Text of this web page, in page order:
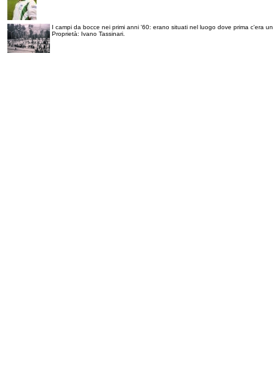
I campi da bocce nei primi anni '60: erano situati nel luogo dove prima c'era
Proprietà: Ivano Tassinari.